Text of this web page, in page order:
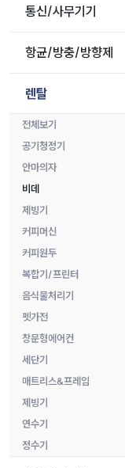
통신/사무기기
항균/방충/방향제
렌탈
전체보기
공기청정기
안마의자
비데
제빙기
커피머신
커피원두
복합기/프린터
음식물처리기
펫가전
창문형에어컨
세단기
매트리스&프레임
제빙기
연수기
정수기